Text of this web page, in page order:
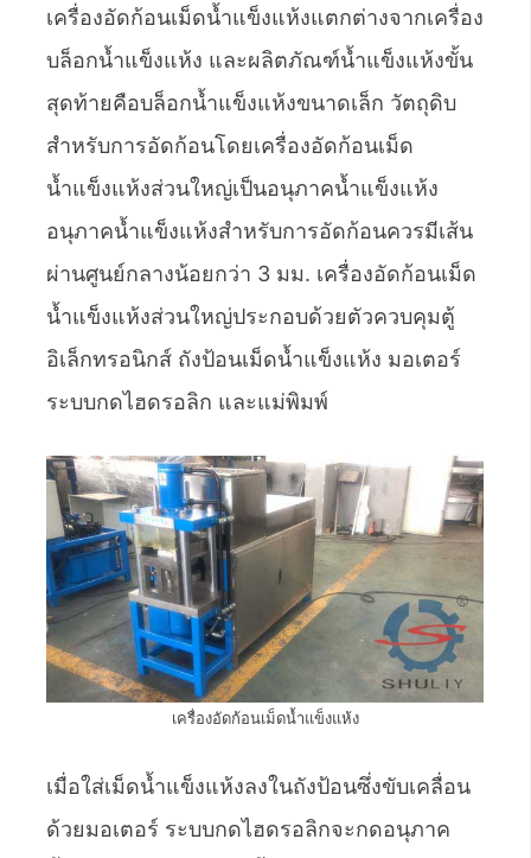
เครื่องอัดก้อนเม็ดน้ำแข็งแห้งแตกต่างจากเครื่อง
บล็อกน้ำแข็งแห้ง และผลิตภัณฑ์น้ำแข็งแห้งขั้น
สุดท้ายคือบล็อกน้ำแข็งแห้งขนาดเล็ก วัตถุดิบ
สำหรับการอัดก้อนโดยเครื่องอัดก้อนเม็ด
น้ำแข็งแห้งส่วนใหญ่เป็นอนุภาคน้ำแข็งแห้ง
อนุภาคน้ำแข็งแห้งสำหรับการอัดก้อนควรมีเส้น
ผ่านศูนย์กลางน้อยกว่า 3 มม. เครื่องอัดก้อนเม็ด
น้ำแข็งแห้งส่วนใหญ่ประกอบด้วยตัวควบคุมตู้
อิเล็กทรอนิกส์ ถังป้อนเม็ดน้ำแข็งแห้ง มอเตอร์
ระบบกดไฮดรอลิก และแม่พิมพ์
เครื่องอัดก้อนเม็ดน้ำแข็งแห้ง
เมื่อใส่เม็ดน้ำแข็งแห้งลงในถังป้อนซึ่งขับเคลื่อน
ด้วยมอเตอร์ ระบบกดไฮดรอลิกจะกดอนุภาค